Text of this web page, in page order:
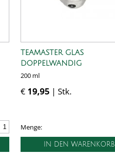
TEAMASTER GLAS
DOPPELWANDIG
200 ml
€ 19,95| Stk.
Menge:
IN DEN WARENKORB